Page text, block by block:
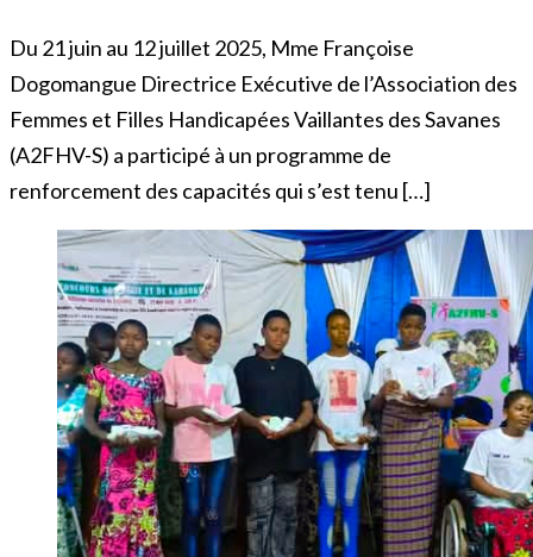
Du 21 juin au 12 juillet 2025, Mme Françoise
Dogomangue Directrice Exécutive de l’Association des
Femmes et Filles Handicapées Vaillantes des Savanes
(A2FHV-S) a participé à un programme de
renforcement des capacités qui s’est tenu […]